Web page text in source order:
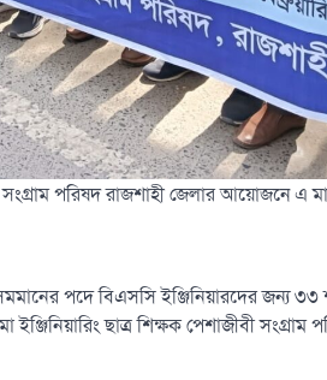
সংগ্রাম পরিষদ রাজশাহী জেলার আয়োজনে এ
পদে বিএসসি ইঞ্জিনিয়ারদের জন্য
ছাত্র শিক্ষক পেশাজীবী সংগ্রাম